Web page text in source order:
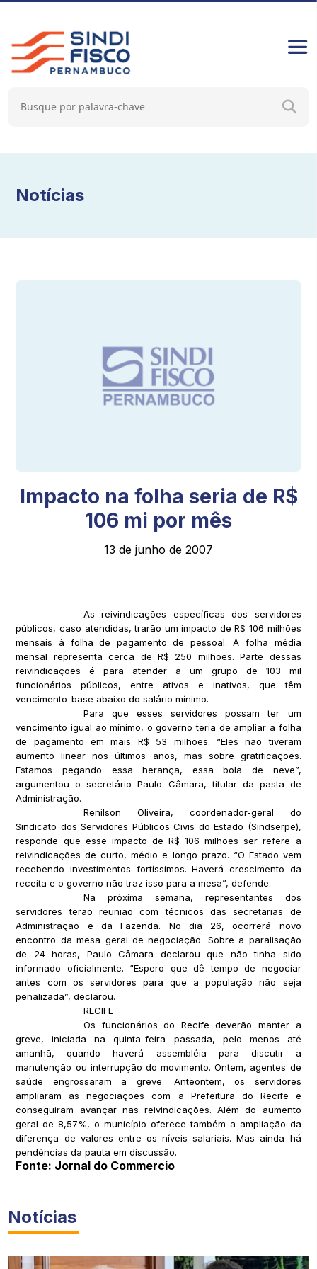
Notícias
Impacto na folha seria de R$
106 mi por mês
13 de junho de 2007
As reivindicações específicas dos servidores
públicos, caso atendidas, trarão um impacto de R$ 106 milhões
mensais à folha de pagamento de pessoal. A folha média
mensal representa cerca de R$ 250 milhões. Parte dessas
reivindicações é para atender a um grupo de 103 mil
funcionários públicos, entre ativos e inativos, que têm
vencimento-base abaixo do salário mínimo.
Para que esses servidores possam ter um
vencimento igual ao mínimo, o governo teria de ampliar a folha
de pagamento em mais R$ 53 milhões. “Eles não tiveram
aumento linear nos últimos anos, mas sobre gratificações.
Estamos pegando essa herança, essa bola de neve”,
argumentou o secretário Paulo Câmara, titular da pasta de
Administração.
Renilson Oliveira, coordenador-geral do
Sindicato dos Servidores Públicos Civis do Estado (Sindserpe),
responde que esse impacto de R$ 106 milhões ser refere a
reivindicações de curto, médio e longo prazo. “O Estado vem
recebendo investimentos fortíssimos. Haverá crescimento da
receita e o governo não traz isso para a mesa”, defende.
Na próxima semana, representantes dos
servidores terão reunião com técnicos das secretarias de
Administração e da Fazenda. No dia 26, ocorrerá novo
encontro da mesa geral de negociação. Sobre a paralisação
de 24 horas, Paulo Câmara declarou que não tinha sido
informado oficialmente. “Espero que dê tempo de negociar
antes com os servidores para que a população não seja
penalizada”, declarou.
RECIFE
Os funcionários do Recife deverão manter a
greve, iniciada na quinta-feira passada, pelo menos até
amanhã, quando haverá assembléia para discutir a
manutenção ou interrupção do movimento. Ontem, agentes de
saúde engrossaram a greve. Anteontem, os servidores
ampliaram as negociações com a Prefeitura do Recife e
conseguiram avançar nas reivindicações. Além do aumento
geral de 8,57%, o município oferece também a ampliação da
diferença de valores entre os níveis salariais. Mas ainda há
pendências da pauta em discussão.
Fonte: Jornal do Commercio
Notícias